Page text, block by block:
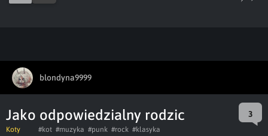
blondyna9999
Jako odpowiedzialny rodzic 3
Koty #kot #muzyka #punk #rock #klasyka